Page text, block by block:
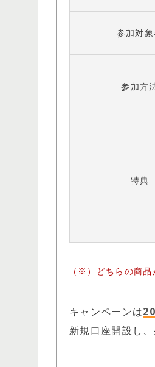
参加対
参加方
特典
どちらの商品
キャンペーンは
新規口座開設し